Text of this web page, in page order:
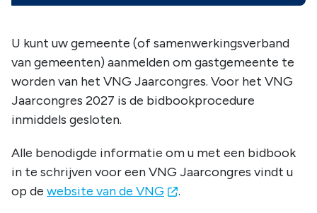
U kunt uw gemeente (of samenwerkingsverband
van gemeenten) aanmelden om gastgemeente te
worden van het VNG Jaarcongres. Voor het VNG
Jaarcongres 2027 is de bidbookprocedure
inmiddels gesloten.
Alle benodigde informatie om u met een bidbook
in te schrijven voor een VNG Jaarcongres vindt u
op de website van de VNG .